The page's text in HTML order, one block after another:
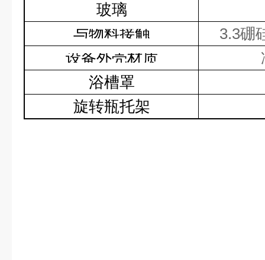
玻璃
与物料接触
3.3硼
设备外壳材质
浴槽罩
旋转瓶托架